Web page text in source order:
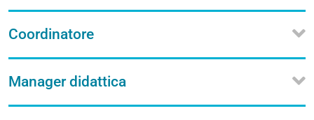
Coordinatore
Manager didattica